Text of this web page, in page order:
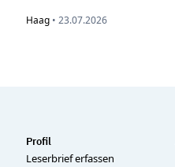
Haag • 23.07.2026
Profil
Leserbrief erfassen